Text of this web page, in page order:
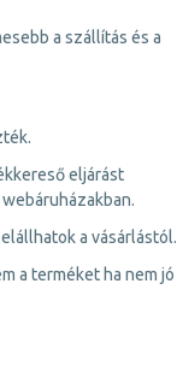
a szállítás és a
eljárást
a vásárlástól.
a terméket ha nem jó